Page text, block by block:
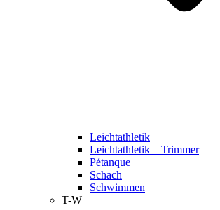
Leichtathletik
Leichtathletik – Trimmer
Pétanque
Schach
Schwimmen
T-W